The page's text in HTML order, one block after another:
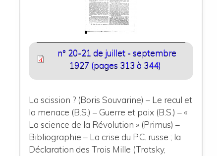
n° 20-21 de juillet - septembre
1927 (pages 313 à 344)
La scission ? (Boris Souvarine) – Le recul et
la menace (B.S.) – Guerre et paix (B.S.) – «
La science de la Révolution » (Primus) –
Bibliographie – La crise du P.C. russe ; la
Déclaration des Trois Mille (Trotsky,